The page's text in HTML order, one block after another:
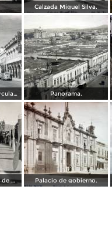
Calzada Miguel Silva.
Escena Callejera ( Circulada el 21 de Agosto de 1946 ). Panorama.
Desfile Septembrino de Morelia Michoacan. Palacio de gobierno.